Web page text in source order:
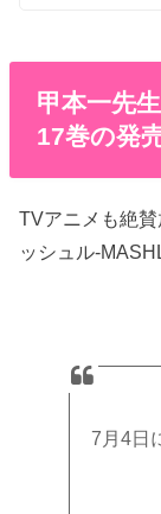
甲本一先
17巻の発
TVアニメも絶
ッシュル-
7月4日